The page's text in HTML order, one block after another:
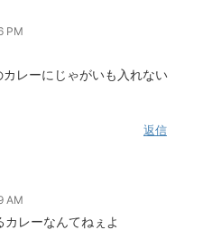
PM
レーにじゃがいも入れない
返信
AM
レーなんてねぇよ